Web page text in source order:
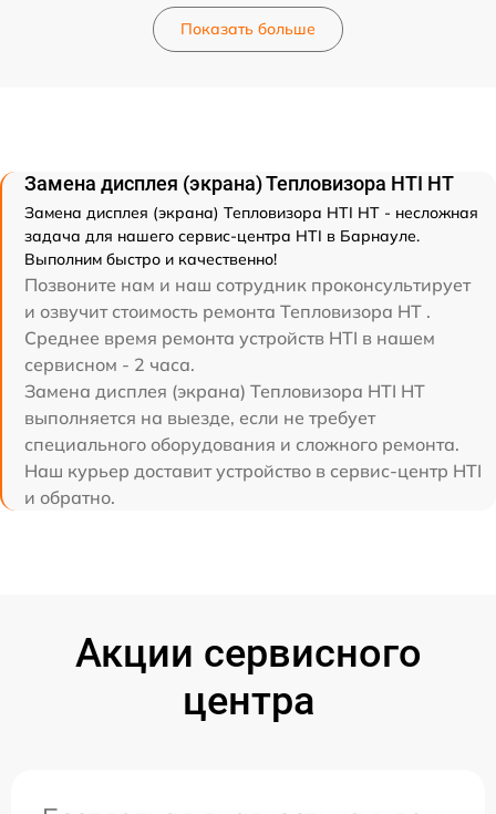
Показать больше
Замена дисплея (экрана) Тепловизора HTI HT
Замена дисплея (экрана) Тепловизора HTI HT - несложная
задача для нашего сервис-центра HTI в Барнауле.
Выполним быстро и качественно!
Позвоните нам и наш сотрудник проконсультирует
и озвучит стоимость ремонта Тепловизора HT .
Среднее время ремонта устройств HTI в нашем
сервисном - 2 часа.
Замена дисплея (экрана) Тепловизора HTI HT
выполняется на выезде, если не требует
специального оборудования и сложного ремонта.
Наш курьер доставит устройство в сервис-центр HTI
и обратно.
Акции сервисного
центра